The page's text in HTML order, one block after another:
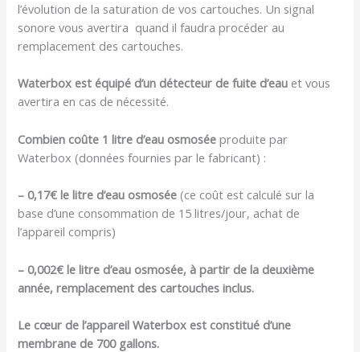
l’évolution de la saturation de vos cartouches. Un signal
sonore vous avertira quand il faudra procéder au
remplacement des cartouches.
Waterbox est équipé d’un détecteur de fuite d’eau et vous
avertira en cas de nécessité.
Combien coûte 1 litre d’eau osmosée produite par
Waterbox (données fournies par le fabricant) :
– 0,17€ le litre d’eau osmosée (ce coût est calculé sur la
base d’une consommation de 15 litres/jour, achat de
l’appareil compris)
– 0,002€ le litre d’eau osmosée, à partir de la deuxième
année, remplacement des cartouches inclus.
Le cœur de l’appareil Waterbox est constitué d’une
membrane de 700 gallons.